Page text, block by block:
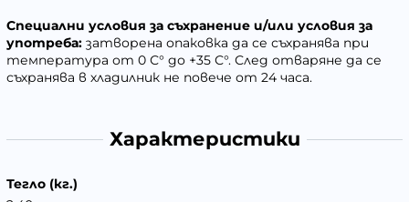
Специални условия за съхранение и/или условия за
употреба: затворена опаковка да се съхранява при
температура от 0 С° до +35 С°. След отваряне да се
съхранява в хладилник не повече от 24 часа.
Характеристики
Тегло (кг.)